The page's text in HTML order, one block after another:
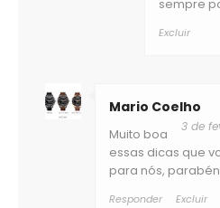
sempre
Excluir
Mario Coelho
3 de
Muito boa
essas dicas que
para nós,
Responder Excluir